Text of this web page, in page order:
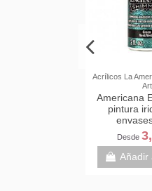
Acrílicos La
Art
Americana
pintura
Desde
Añadir